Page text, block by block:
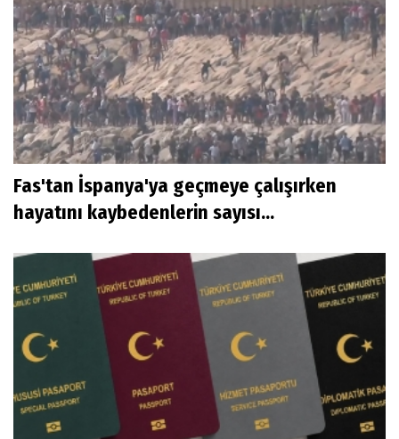
Fas'tan İspanya'ya geçmeye çalışırken
hayatını kaybedenlerin sayısı...